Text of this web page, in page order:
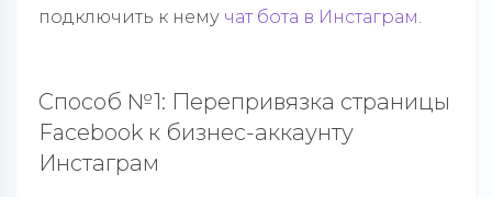
подключить к нему чат бота в Инстаграм.
Способ №1: Перепривязка страницы
Facebook к бизнес-аккаунту
Инстаграм